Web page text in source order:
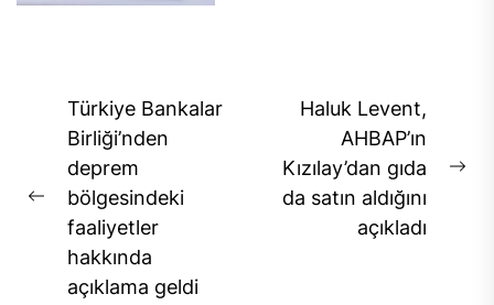
Yazı
gezinmesi
Previous
post:
Türkiye Bankalar
Birliği’nden
deprem
bölgesindeki
faaliyetler
hakkında
açıklama geldi
Haluk Levent,
AHBAP’ın
Kızılay’dan gıda
da satın aldığını
açıkladı